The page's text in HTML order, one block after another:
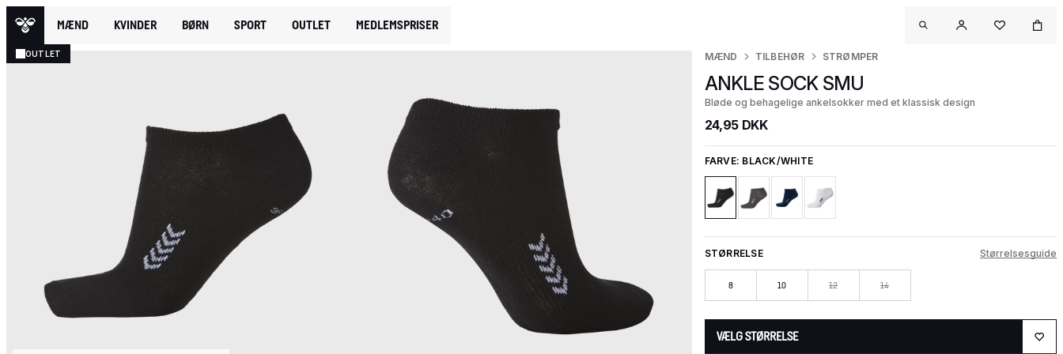
MÆND KVINDER BØRN SPORT OUTLET MEDLEMSPRISER
OUTLET MÆND TILBEHØR STRØMPER
ANKLE SOCK SMU
Bløde og behagelige ankelsokker med et klassisk design
24,95 DKK
FARVE: BLACK/WHITE
STØRRELSE Størrelsesguide
8 10 12 14
VÆLG STØRRELSE